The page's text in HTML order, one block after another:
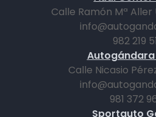
Calle Ramón Mª Aller
982 219
Autogándara
Calle Nicasio
981 372
Sportauto